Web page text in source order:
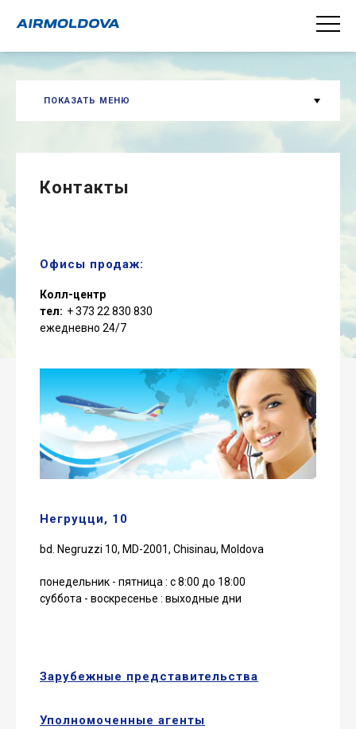
ПОКАЗАТЬ МЕНЮ
Контакты
Офисы продаж:
Колл-центр
тел: + 373 22 830 830
ежедневно 24/7
Негруцци, 10
bd. Negruzzi 10, MD-2001, Chisinau, Moldova
понедельник - пятница : с 8:00 до 18:00
суббота - воскресенье : выходные дни
Зарубежные представительства
Уполномоченные агенты